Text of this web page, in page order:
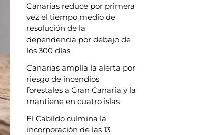
Canarias reduce por primera
vez el tiempo medio de
resolución de la
dependencia por debajo de
los 300 días
Canarias amplía la alerta por
riesgo de incendios
forestales a Gran Canaria y la
mantiene en cuatro islas
El Cabildo culmina la
incorporación de las 13